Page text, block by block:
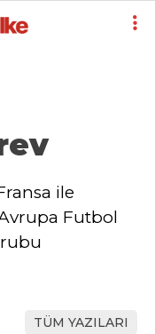
ile
Futbol
TÜM YAZILARI